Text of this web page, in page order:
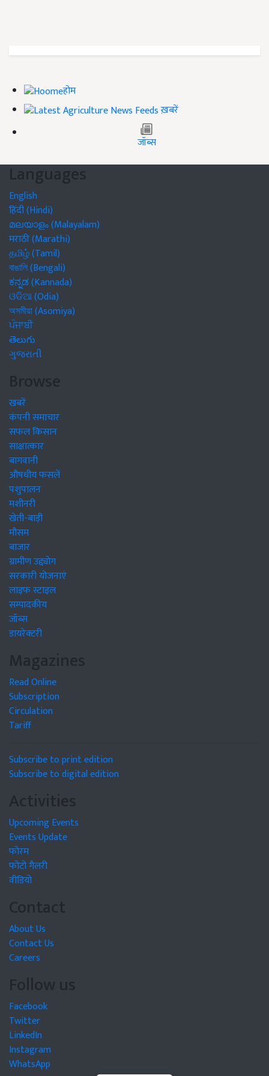
होम
ख़बरें
जॉब्स
Languages
English
हिंदी (Hindi)
മലയാളം (Malayalam)
मराठी (Marathi)
தமிழ் (Tamil)
বাঙালি (Bengali)
ಕನ್ನಡ (Kannada)
ଓଡିଆ (Odia)
অসমীয়া (Asomiya)
ਪੰਜਾਬੀ
తెలుగు
ગુજરાતી
Browse
खबरें
कंपनी समाचार
सफल किसान
साक्षात्कार
बागवानी
औषधीय फसलें
पशुपालन
मशीनरी
खेती-बाड़ी
मौसम
बाजार
ग्रामीण उद्द्योग
सरकारी योजनाएं
लाइफ स्टाइल
सम्पादकीय
जॉब्स
डायरेक्टरी
Magazines
Read Online
Subscription
Circulation
Tariff
Subscribe to print edition
Subscribe to digital edition
Activities
Upcoming Events
Events Update
फोरम
फोटो गैलरी
वीडियो
Contact
About Us
Contact Us
Careers
Follow us
Facebook
Twitter
LinkedIn
Instagram
WhatsApp